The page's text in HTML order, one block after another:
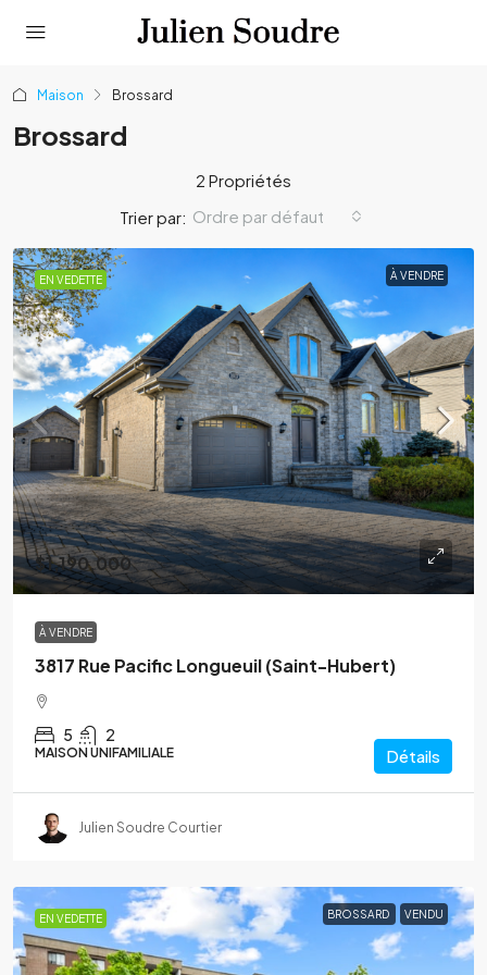
Maison Brossard
Brossard
2 Propriétés
Trier par: Ordre par défaut
EN VEDETTE À VENDRE
$1,190,000
À VENDRE
3817 Rue Pacific Longueuil (Saint-Hubert)
5 2
MAISON UNIFAMILIALE Détails
Julien Soudre Courtier
EN VEDETTE BROSSARD VENDU